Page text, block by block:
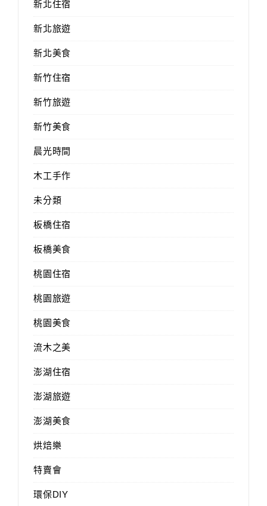
新北住宿
新北旅遊
新北美食
新竹住宿
新竹旅遊
新竹美食
晨光時間
木工手作
未分類
板橋住宿
板橋美食
桃園住宿
桃園旅遊
桃園美食
流木之美
澎湖住宿
澎湖旅遊
澎湖美食
烘焙樂
特賣會
環保DIY